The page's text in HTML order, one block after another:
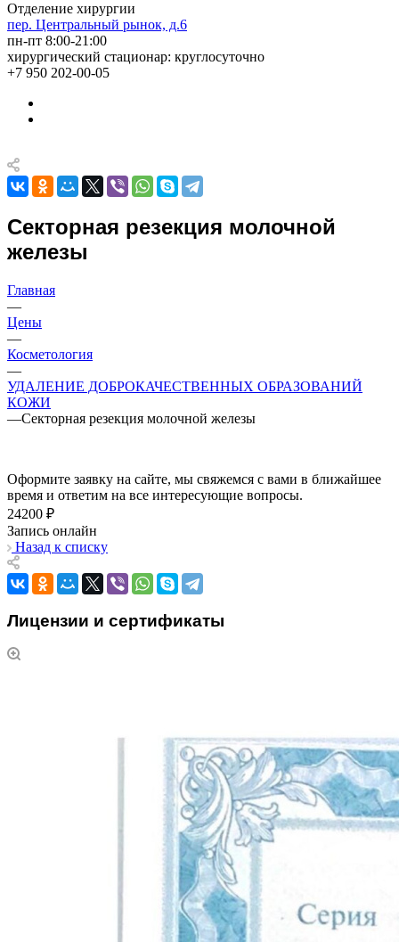
Отделение хирургии
пер. Центральный рынок, д.6
пн-пт 8:00-21:00
хирургический стационар: круглосуточно
+7 950 202-00-05
Секторная резекция молочной
железы
Главная
—
Цены
—
Косметология
—
УДАЛЕНИЕ ДОБРОКАЧЕСТВЕННЫХ ОБРАЗОВАНИЙ
КОЖИ
—Секторная резекция молочной железы
Оформите заявку на сайте, мы свяжемся с вами в ближайшее
время и ответим на все интересующие вопросы.
24200 ₽
Запись онлайн
Назад к списку
Лицензии и сертификаты